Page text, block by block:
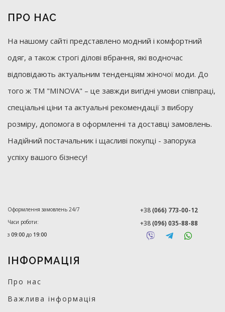
ПРО НАС
На нашому сайті представлено модний і комфортний
одяг, а також строгі ділові вбрання, які водночас
відповідають актуальним тенденціям жіночої моди. До
того ж ТМ "MINOVA" – це завжди вигідні умови співпраці,
спеціальні ціни та актуальні рекомендації з вибору
розміру, допомога в оформленні та доставці замовлень.
Надійний постачальник і щасливі покупці - запорука
успіху вашого бізнесу!
Оформлення замовлень 24/7
Часи роботи:
з 09:00 до 19:00
+38(066) 773-00-12
+38(096) 035-88-88
ІНФОРМАЦІЯ
Про нас
Важлива інформація